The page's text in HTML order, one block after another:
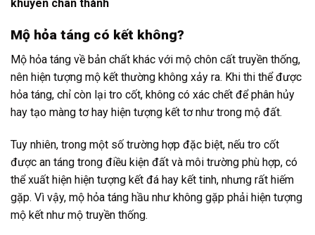
khuyên chân thành
Mộ hỏa táng có kết không?
Mộ hỏa táng về bản chất khác với mộ chôn cất truyền thống,
nên hiện tượng mộ kết thường không xảy ra. Khi thi thể được
hỏa táng, chỉ còn lại tro cốt, không có xác chết để phân hủy
hay tạo màng tơ hay hiện tượng kết tơ như trong mộ đất.
Tuy nhiên, trong một số trường hợp đặc biệt, nếu tro cốt
được an táng trong điều kiện đất và môi trường phù hợp, có
thể xuất hiện hiện tượng kết đá hay kết tinh, nhưng rất hiếm
gặp. Vì vậy, mộ hỏa táng hầu như không gặp phải hiện tượng
mộ kết như mộ truyền thống.